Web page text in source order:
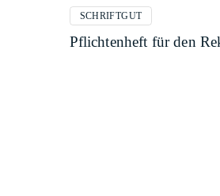
SCHRIFTGUT
Pflichtenheft für den